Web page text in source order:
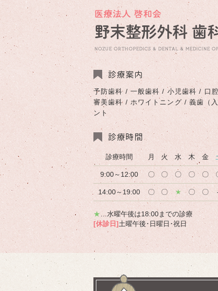
診療案内
予防歯科 / 一般歯科 / 小児歯科 / 口
審美歯科 / ホワイトニング / 義歯（
ント
診療時間
診療時間 月 火 水 木 金
9:00～12:00 〇 〇 〇 〇 〇
14:00～19:00 〇 〇 ★ 〇 〇
★ …水曜午後は18:00までの診療
[休診日]土曜午後･日曜日･祝日